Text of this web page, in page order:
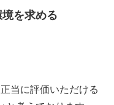
を求める
当に評価いただける